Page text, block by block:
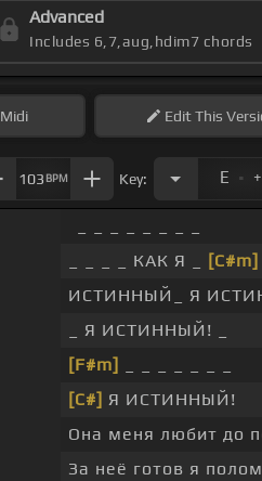
Advanced
Includes 6,7,aug,hdim7 chords
Midi EditThis
103 BPM Key: E .
_ _ _ _ КАК Я _
[C#m]
ИСТИННЫЙ_ Я
_ Я ИСТИННЫЙ! _
[F#m]
[C#] Я ИСТИННЫЙ!
Она меня любит до
За неё готов я